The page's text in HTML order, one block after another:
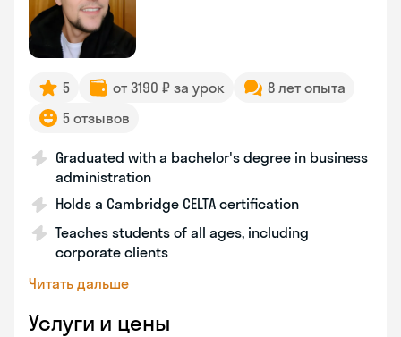
5 от 3190 ₽ за урок
8 лет опыта
5 отзывов
Graduated with a bachelor's degree in business
administration
Holds a Cambridge CELTA certification
Teaches students of all ages, including
corporate clients
Читать дальше
Услуги и цены